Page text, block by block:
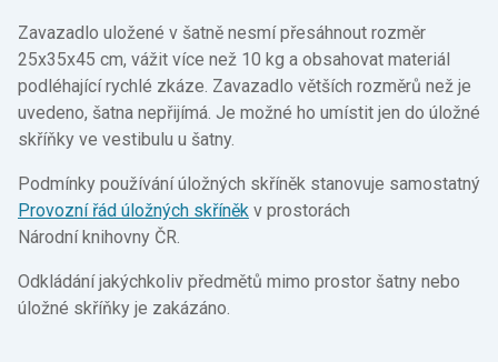
Zavazadlo uložené v šatně nesmí přesáhnout rozměr
25x35x45 cm, vážit více než 10 kg a obsahovat materiál
podléhající rychlé zkáze. Zavazadlo větších rozměrů než je
uvedeno, šatna nepřijímá. Je možné ho umístit jen do úložné
skříňky ve vestibulu u šatny.
Podmínky používání úložných skříněk stanovuje samostatný
Provozní řád úložných skříněk v prostorách
Národní knihovny ČR.
Odkládání jakýchkoliv předmětů mimo prostor šatny nebo
úložné skříňky je zakázáno.